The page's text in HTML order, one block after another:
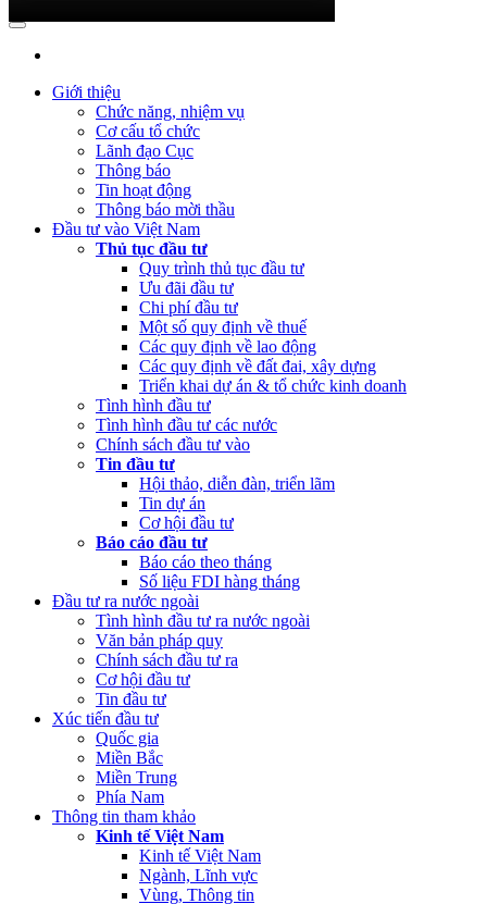
Quý 2 năm 2023
thực hiện dự toán NSNN Quý 1 năm 2023
(Thứ Ba, 21/03/2023 04:55) Công khai quyết toán NSNN năm
2022 của Ban Quản lý dự án Nâng cấp và phát triển Hệ thống
thông tin quốc gia về đầu tư
(Thứ Hai, 20/03/2023 05:26)Báo cáo tình hình thực hiện dự toán
NSNN Quý 4 và cả năm 2022
(Thứ Hai, 20/03/2023 05:17)Công bố công khai quyết toán ngân
sách nhà nước năm 2022 cùa Trung tâm Xúc tiến đầu tư phía Bắc
(Thứ Sáu, 24/02/2023 05:43)Việt Nam, Bỉ thúc đẩy hợp tác đổi
Giới thiệu
Chức năng, nhiệm vụ
Cơ cấu tổ chức
Lãnh đạo Cục
Thông báo
Tin hoạt động
Thông báo mời thầu
Đầu tư vào Việt Nam
Thủ tục đầu tư
Quy trình thủ tục đầu tư
Ưu đãi đầu tư
Chi phí đầu tư
Một số quy định về thuế
Các quy định về lao động
Các quy định về đất đai, xây dựng
Triển khai dự án & tổ chức kinh doanh
Tình hình đầu tư
Tình hình đầu tư các nước
Chính sách đầu tư vào
Tin đầu tư
Hội thảo, diễn đàn, triển lãm
Tin dự án
Cơ hội đầu tư
Báo cáo đầu tư
Báo cáo theo tháng
Số liệu FDI hàng tháng
Đầu tư ra nước ngoài
Tình hình đầu tư ra nước ngoài
Văn bản pháp quy
Chính sách đầu tư ra
Cơ hội đầu tư
Tin đầu tư
Xúc tiến đầu tư
Quốc gia
Miền Bắc
Miền Trung
Phía Nam
Thông tin tham khảo
Kinh tế Việt Nam
Kinh tế Việt Nam
Ngành, Lĩnh vực
Vùng, Thông tin